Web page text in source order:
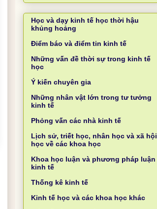
Học và dạy kinh tế học thời hậu
khủng hoảng
Điểm báo và điểm tin kinh tế
Những vấn đề thời sự trong kinh tế
học
Ý kiến chuyên gia
Những nhân vật lớn trong tư tưởng
kinh tế
Phỏng vấn các nhà kinh tế
Lịch sử, triết học, nhân học và xã hội
học về các khoa học
Khoa học luận và phương pháp luận
kinh tế
Thống kê kinh tế
Kinh tế học và các khoa học khác